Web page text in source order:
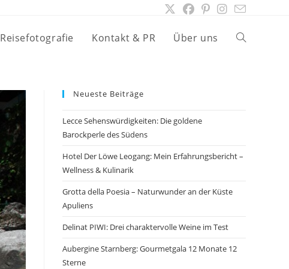
Reisefotografie Kontakt & PR Über uns Website-
Neueste Beiträge
Lecce Sehenswürdigkeiten: Die goldene
Barockperle des Südens
Hotel Der Löwe Leogang: Mein Erfahrungsbericht –
Wellness & Kulinarik
Grotta della Poesia – Naturwunder an der Küste
Apuliens
Delinat PIWI: Drei charaktervolle Weine im Test
Aubergine Starnberg: Gourmetgala 12 Monate 12
Sterne